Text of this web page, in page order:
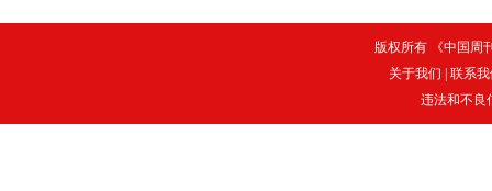
版权所有 《中国周
关于我们
联系
违法和不良